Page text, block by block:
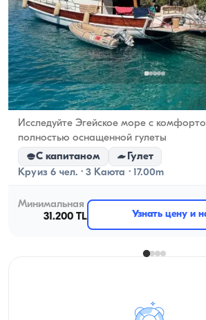
Гёчек, Muğla
Исследуйте Эгейское море с
полностью оснащенной гулеты
С капитаном
Гулет
Круиз 6 чел. · 3 Каюта · 17.00m
Минимальная
31.200 TL
Узнать цену и